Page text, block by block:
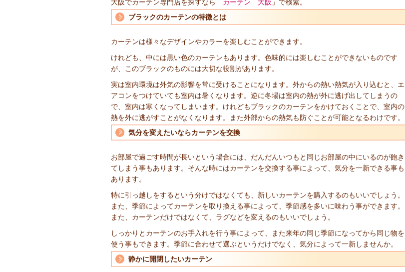
大阪でカーテン専門店を探すなら「カーテン 大阪 」で検索。
ブラックのカーテンの特徴とは
カーテンは様々なデザインやカラーを楽しむことができます。
けれども、中には黒い色のカーテンもあります。色味的には楽しむことができないものです
が、このブラックのものには大切な役割があります。
実は室内環境は外気の影響を常に受けることになります。外からの熱い熱気が入り込むと、エ
アコンをつけていても室内は暑くなります。逆に冬場は室内の熱が外に逃げ出してしまうの
で、室内は寒くなってしまいます。けれどもブラックのカーテンをかけておくことで、室内の
熱を外に逃がすことがなくなります。また外部からの熱気も防ぐことが可能となるわけです。
気分を変えたいならカーテンを交換
お部屋で過ごす時間が長いという場合には、だんだんいつもと同じお部屋の中にいるのが飽き
てしまう事もあります。そんな時にはカーテンを交換する事によって、気分を一新できる事も
あります。
特に引っ越しをするという分けではなくても、新しいカーテンを購入するのもいいでしょう。
また、季節によってカーテンを取り換える事によって、季節感を多いに味わう事ができます。
また、カーテンだけではなくて、ラグなどを変えるのもいいでしょう。
しっかりとカーテンのお手入れを行う事によって、また来年の同じ季節になってから同じ物を
使う事もできます。季節に合わせて選ぶというだけでなく、気分によって一新しませんか。
静かに開閉したいカーテン